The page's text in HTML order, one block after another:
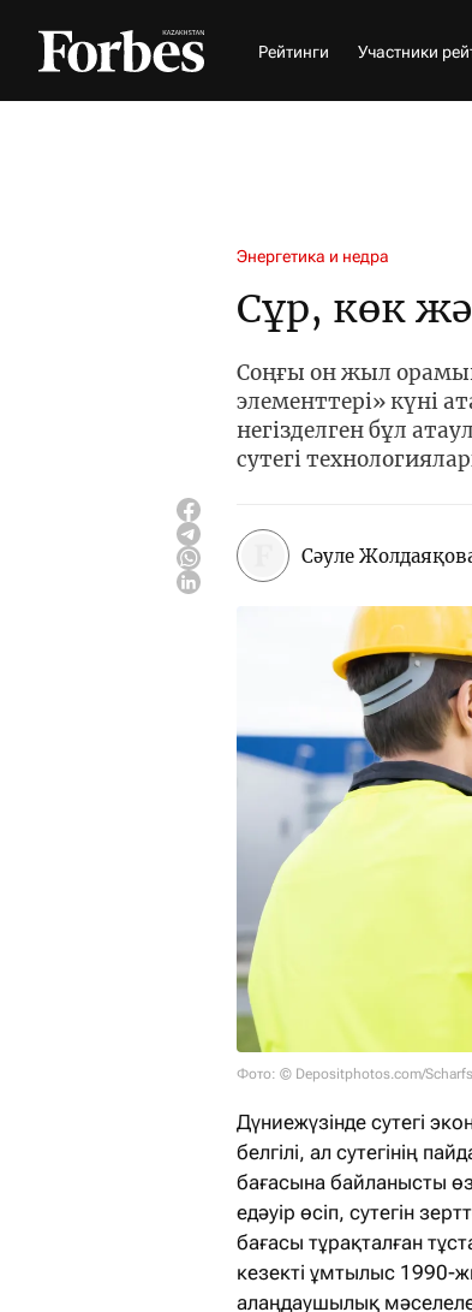
Рейтинги Участники
Энергетика и недра
Сұр, көк
Соңғы он жыл
элементтері» күні
негізделген бұл
сутегі
Сәуле
Фото: © Depositphotos.com/
Дүниежүзінде сутегі
белгілі, ал сутегінің
бағасына байланысты
едәуір өсіп, сутегін
бағасы тұрақталған
кезекті ұмтылыс 1990-
алаңдаушылық